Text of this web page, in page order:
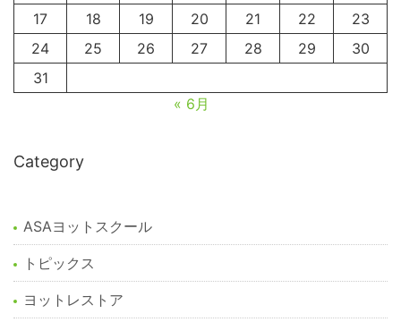
17
18 19 20 21 22
23
24
25 26 27 28 29
30
31
« 6月
Category
ASAヨットスクール
トピックス
ヨットレストア